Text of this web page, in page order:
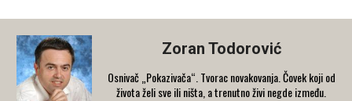
Zoran Todorović
Osnivač „Pokazivača“. Tvorac novakovanja. Čovek koji od
života želi sve ili ništa, a trenutno živi negde između.